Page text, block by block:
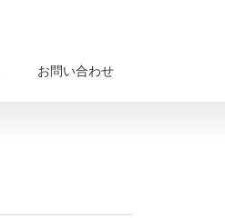
お問い合わせ